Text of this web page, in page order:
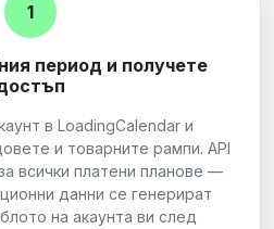
1
период и получете
в LoadingCalendar и
и товарните рампи. API
всички платени планове —
данни се генерират
на акаунта ви след